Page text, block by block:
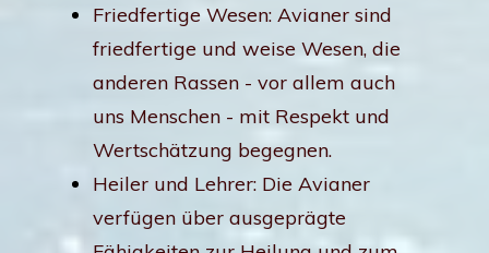
Friedfertige Wesen: Avianer sind
friedfertige und weise Wesen, die
anderen Rassen - vor allem auch
uns Menschen - mit Respekt und
Wertschätzung begegnen.
Heiler und Lehrer: Die Avianer
verfügen über ausgeprägte